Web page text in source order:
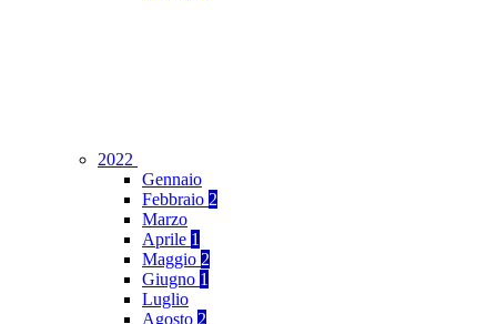
2022
Gennaio
Febbraio 2
Marzo
Aprile 1
Maggio 2
Giugno 1
Luglio
Agosto 2